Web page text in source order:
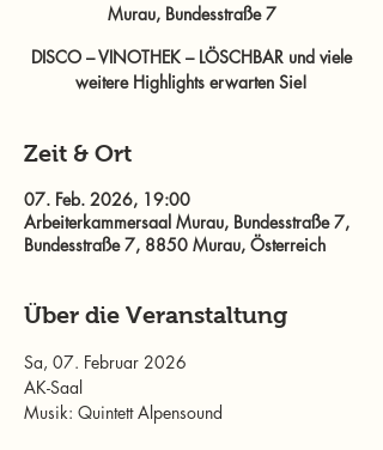
Murau, Bundesstraße 7
DISCO – VINOTHEK – LÖSCHBAR und viele
weitere Highlights erwarten Sie!
Zeit & Ort
07. Feb. 2026, 19:00
Arbeiterkammersaal Murau, Bundesstraße 7,
Bundesstraße 7, 8850 Murau, Österreich
Über die Veranstaltung
Sa, 07. Februar 2026
AK-Saal
Musik: Quintett Alpensound